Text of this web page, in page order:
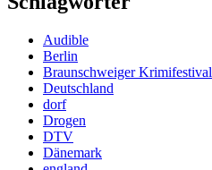
Audible
Berlin
Braunschweiger Krimifestival
Deutschland
dorf
Drogen
DTV
Dänemark